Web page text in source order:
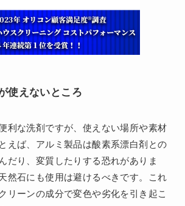
使えないところ
利な洗剤ですが、使えない場所や素材
えば、アルミ製品は酸素系漂白剤との
だり、変質したりする恐れがありま
然石にも使用は避けるべきです。これ
リーンの成分で変色や劣化を引き起こ